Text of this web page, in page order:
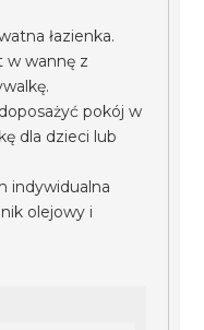
łazienka.
w wannę z
pokój w
dla dzieci lub
indywidualna
olejowy i